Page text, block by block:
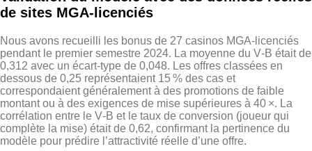
de sites MGA‑licenciés
Nous avons recueilli les bonus de 27 casinos MGA‑licenciés
pendant le premier semestre 2024. La moyenne du V‑B était de
0,312 avec un écart‑type de 0,048. Les offres classées en
dessous de 0,25 représentaient 15 % des cas et
correspondaient généralement à des promotions de faible
montant ou à des exigences de mise supérieures à 40 ×. La
corrélation entre le V‑B et le taux de conversion (joueur qui
complète la mise) était de 0,62, confirmant la pertinence du
modèle pour prédire l’attractivité réelle d’une offre.